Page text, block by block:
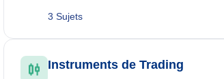
3 Sujets
Instruments de Trading